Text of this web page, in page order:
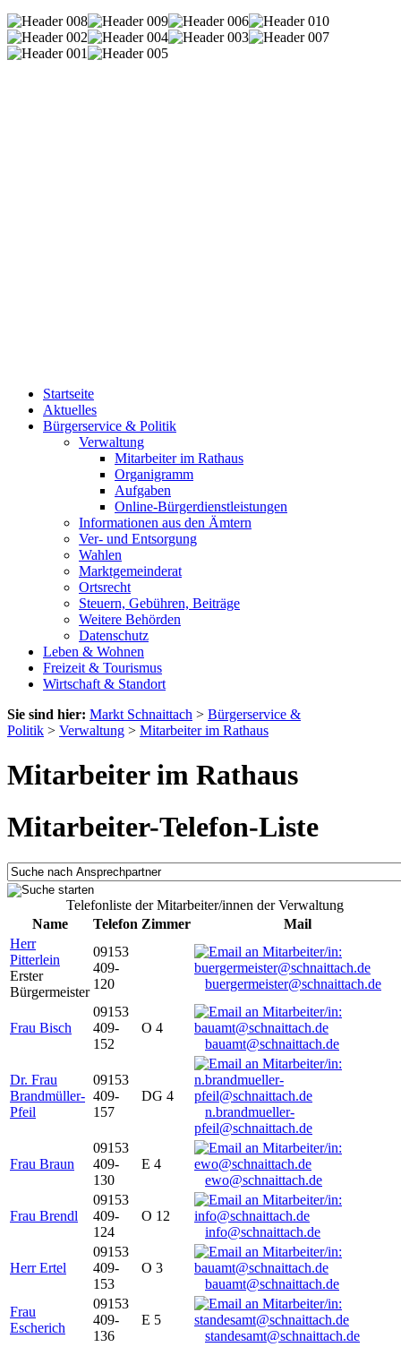
Startseite
Aktuelles
Bürgerservice & Politik
Verwaltung
Mitarbeiter im Rathaus
Organigramm
Aufgaben
Online-Bürgerdienstleistungen
Informationen aus den Ämtern
Ver- und Entsorgung
Wahlen
Marktgemeinderat
Ortsrecht
Steuern, Gebühren, Beiträge
Weitere Behörden
Datenschutz
Leben & Wohnen
Freizeit & Tourismus
Wirtschaft & Standort
Sie sind hier: Markt Schnaittach > Bürgerservice &
Politik > Verwaltung > Mitarbeiter im Rathaus
Mitarbeiter im Rathaus
Mitarbeiter-Telefon-Liste
Telefonliste der Mitarbeiter/innen der Verwaltung
Name
Telefon Zimmer
Mail
Herr
Pitterlein
Erster
Bürgermeister
09153
409-
120
buergermeister@schnaittach.de
Frau Bisch
09153
409-
152
O 4
bauamt@schnaittach.de
Dr. Frau
Brandmüller-
Pfeil
09153
409-
157
DG 4
n.brandmueller-
pfeil@schnaittach.de
Frau Braun
09153
409-
130
E 4
ewo@schnaittach.de
Frau Brendl
09153
409-
124
O 12
info@schnaittach.de
Herr Ertel
09153
409-
153
O 3
bauamt@schnaittach.de
Frau
Escherich
09153
409-
136
E 5
standesamt@schnaittach.de